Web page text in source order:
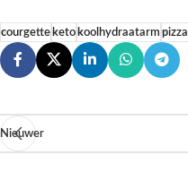
courgette keto koolhydraatarm pizza
Nieuwer